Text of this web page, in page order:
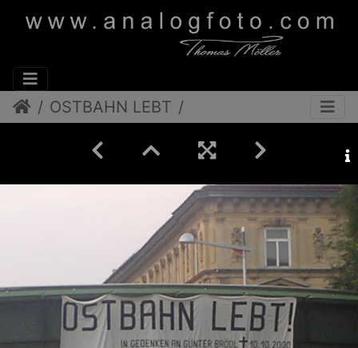
OSTBAHN LEBT